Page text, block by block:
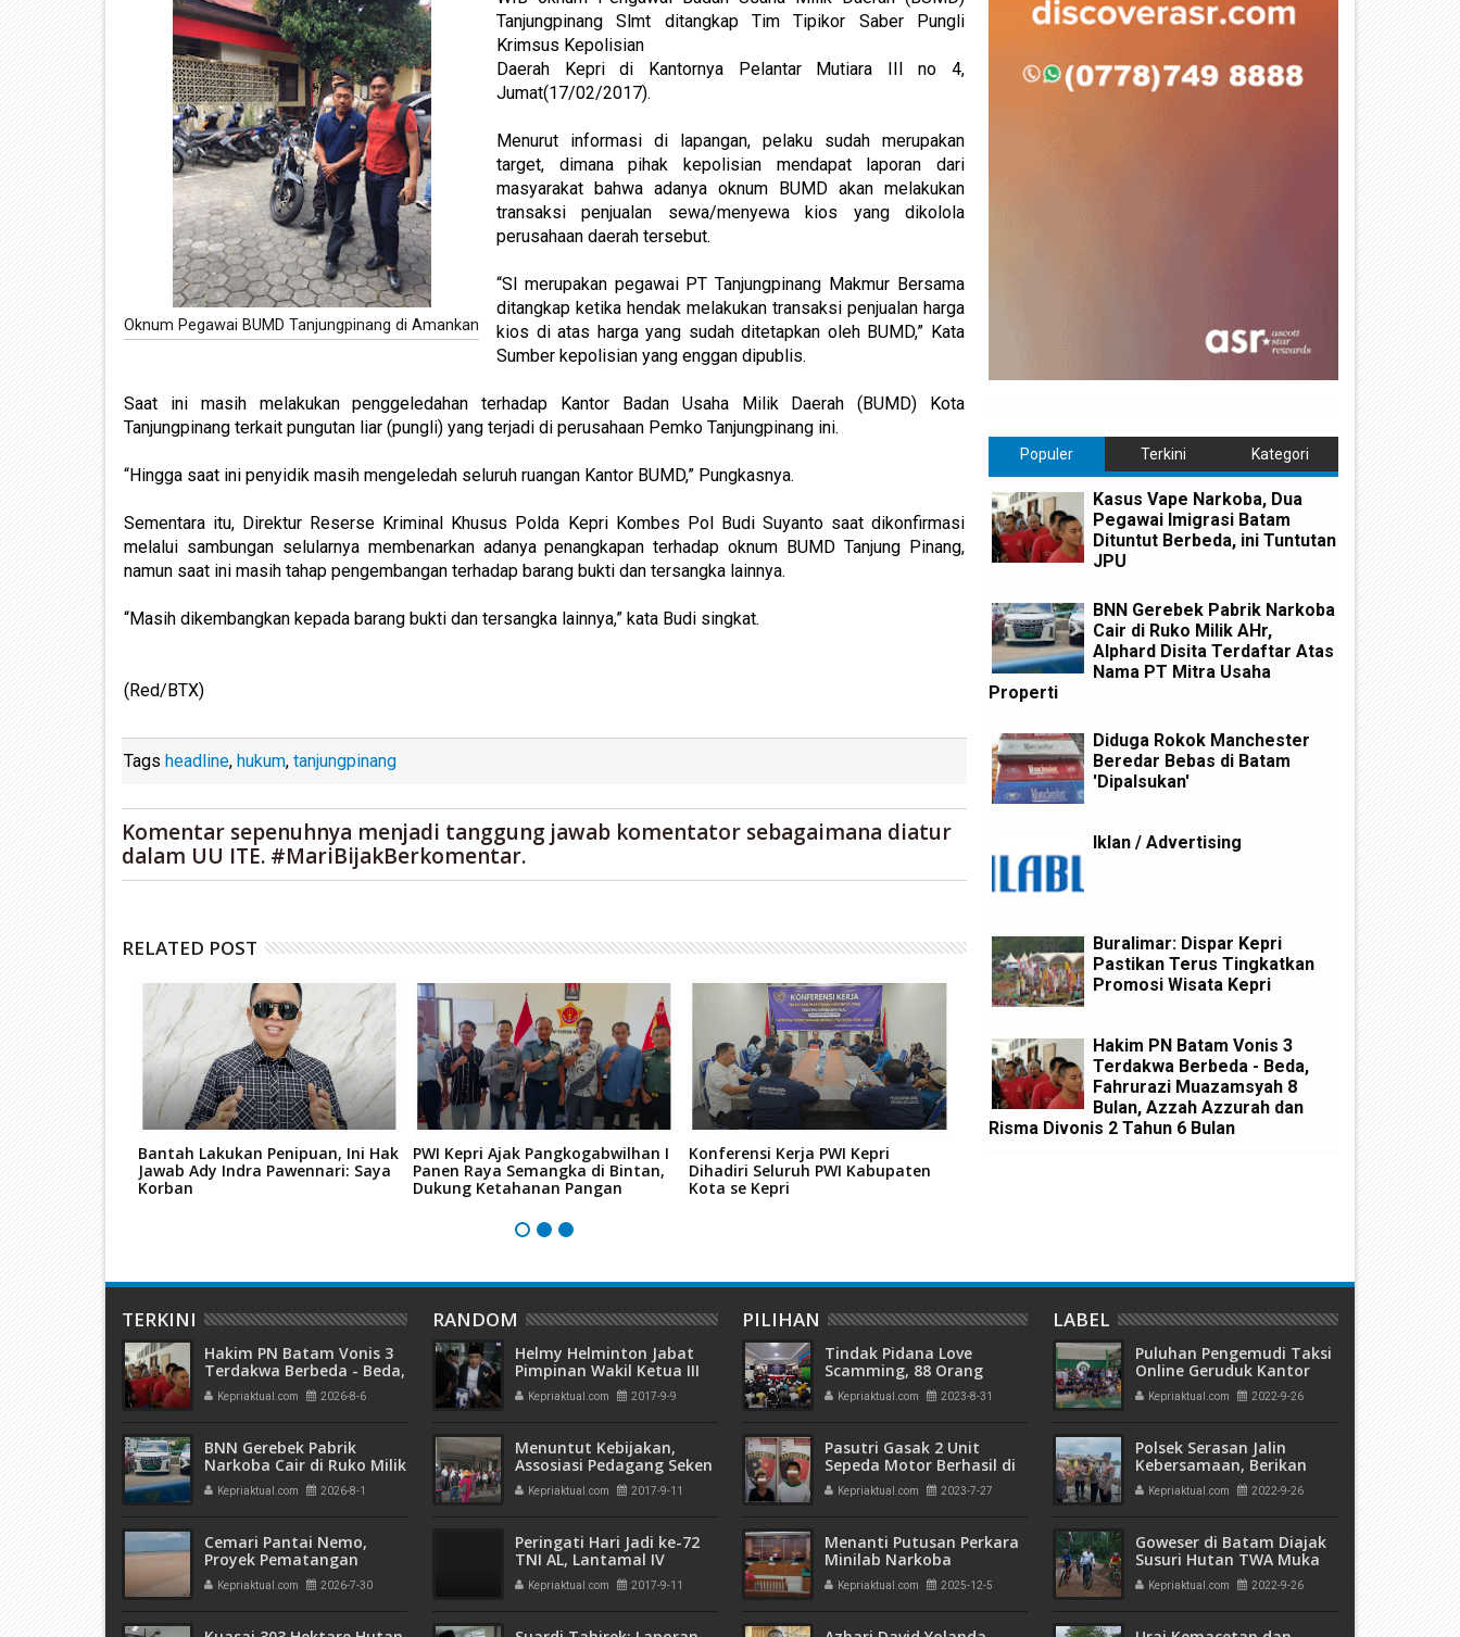
Oknum Pegawai BUMD Tanjungpinang di Amankan
Tanjungpinang Slmt ditangkap Tim Tipikor Saber Pungli
Krimsus Kepolisian
Daerah Kepri di Kantornya Pelantar Mutiara III no 4,
Jumat(17/02/2017).
Menurut informasi di lapangan, pelaku sudah merupakan
target, dimana pihak kepolisian mendapat laporan dari
masyarakat bahwa adanya oknum BUMD akan melakukan
transaksi penjualan sewa/menyewa kios yang dikolola
perusahaan daerah tersebut.
“Sl merupakan pegawai PT Tanjungpinang Makmur Bersama
ditangkap ketika hendak melakukan transaksi penjualan harga
kios di atas harga yang sudah ditetapkan oleh BUMD,” Kata
Sumber kepolisian yang enggan dipublis.
Saat ini masih melakukan penggeledahan terhadap Kantor Badan Usaha Milik Daerah (BUMD) Kota
Tanjungpinang terkait pungutan liar (pungli) yang terjadi di perusahaan Pemko Tanjungpinang ini.
“Hingga saat ini penyidik masih mengeledah seluruh ruangan Kantor BUMD,” Pungkasnya.
Sementara itu, Direktur Reserse Kriminal Khusus Polda Kepri Kombes Pol Budi Suyanto saat dikonfirmasi
melalui sambungan selularnya membenarkan adanya penangkapan terhadap oknum BUMD Tanjung Pinang,
namun saat ini masih tahap pengembangan terhadap barang bukti dan tersangka lainnya.
“Masih dikembangkan kepada barang bukti dan tersangka lainnya,” kata Budi singkat.
(Red/BTX)
Tags headline, hukum, tanjungpinang
Komentar sepenuhnya menjadi tanggung jawab komentator sebagaimana diatur
dalam UU ITE. #MariBijakBerkomentar.
RELATED POST
Bantah Lakukan Penipuan, Ini Hak
Jawab Ady Indra Pawennari: Saya
Korban
PWI Kepri Ajak Pangkogabwilhan I
Panen Raya Semangka di Bintan,
Dukung Ketahanan Pangan
Konferensi Kerja PWI Kepri
Dihadiri Seluruh PWI Kabupaten
Kota se Kepri
Populer Terkini Kategori
Kasus Vape Narkoba, Dua
Pegawai Imigrasi Batam
Dituntut Berbeda, ini Tuntutan
JPU
BNN Gerebek Pabrik Narkoba
Cair di Ruko Milik AHr,
Alphard Disita Terdaftar Atas
Nama PT Mitra Usaha
Properti
Diduga Rokok Manchester
Beredar Bebas di Batam
'Dipalsukan'
Iklan / Advertising
Buralimar: Dispar Kepri
Pastikan Terus Tingkatkan
Promosi Wisata Kepri
Hakim PN Batam Vonis 3
Terdakwa Berbeda - Beda,
Fahrurazi Muazamsyah 8
Bulan, Azzah Azzurah dan
Risma Divonis 2 Tahun 6 Bulan
TERKINI
Hakim PN Batam Vonis 3
Terdakwa Berbeda - Beda,
Fahrurazi Muazamsyah 8
Bulan, Azzah Azzurah dan
Bulan
Kepriaktual.com 2026-8-6
BNN Gerebek Pabrik
Narkoba Cair di Ruko Milik
AHr, Alphard Disita
Terdaftar Atas Nama PT
Kepriaktual.com 2026-8-1
Cemari Pantai Nemo,
Proyek Pematangan
Lahan Teluk Mata Ikan
Diduga Tidak Kantongi
Kepriaktual.com 2026-7-30
RANDOM
Helmy Helminton Jabat
Pimpinan Wakil Ketua III
DPRD Kota Batam
Kepriaktual.com 2017-9-9
Menuntut Kebijakan,
Assosiasi Pedagang Seken
Jodoh dan Aviari Datangi
DPRD Batam
Kepriaktual.com 2017-9-11
Peringati Hari Jadi ke-72
TNI AL, Lantamal IV
Tanjungpinang Gelar
Upacara
Kepriaktual.com 2017-9-11
PILIHAN
Tindak Pidana Love
Scamming, 88 Orang
Pelaku Ditangkap Polda
Kepri dan Polisi Cina di
Kepriaktual.com 2023-8-31
Pasutri Gasak 2 Unit
Sepeda Motor Berhasil di
Ringkus Polisi
Kepriaktual.com 2023-7-27
Menanti Putusan Perkara
Minilab Narkoba
Terdakwa Touzen
"Loloskah dari Hukuman
Kepriaktual.com 2025-12-5
LABEL
Puluhan Pengemudi Taksi
Online Geruduk Kantor
Aplikator Maxim, Grab
dan Gojek di Batam
Kepriaktual.com 2022-9-26
Polsek Serasan Jalin
Kebersamaan, Berikan
Bansos Kepada
Masyarakat
Kepriaktual.com 2022-9-26
Goweser di Batam Diajak
Susuri Hutan TWA Muka
Kuning Panbil
Kepriaktual.com 2022-9-26